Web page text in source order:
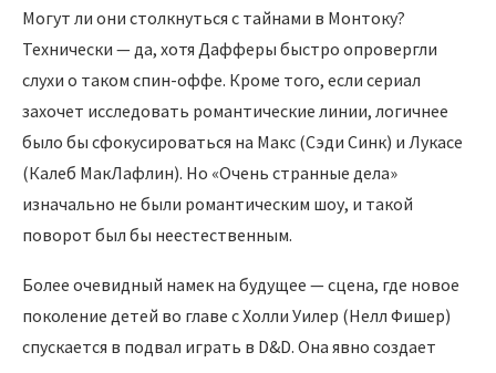
Могут ли они столкнуться с тайнами в Монтоку?
Технически — да, хотя Дафферы быстро опровергли
слухи о таком спин-оффе. Кроме того, если сериал
захочет исследовать романтические линии, логичнее
было бы сфокусироваться на Макс (Сэди Синк) и Лукасе
(Калеб МакЛафлин). Но «Очень странные дела»
изначально не были романтическим шоу, и такой
поворот был бы неестественным.
Более очевидный намек на будущее — сцена, где новое
поколение детей во главе с Холли Уилер (Нелл Фишер)
спускается в подвал играть в D&D. Она явно создает